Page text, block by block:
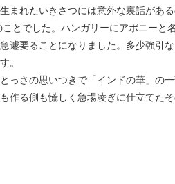
まれたいきさつには意外な裏話がある
とでした。ハンガリーにアポニー
遽要ることになりました。多少強引
。
っさの思いつきで「インドの華」の
作る側も慌しく急場凌ぎに仕立てた